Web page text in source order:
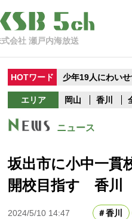
会社 瀬戸内海放送
HOTワード 少年19人にわい
エリア 岡山 香川
ニュース
坂出市に小中一
開校目指す 香川
2024/5/10 14:47 香川